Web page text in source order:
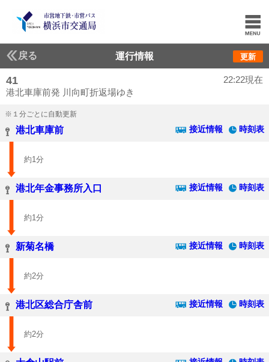
戻る 運行情報 更新
41
港北車庫前発 川向町折返場ゆき
22:22現在
※１分ごとに自動更新
港北車庫前 接近情報 時刻表
約1分
港北年金事務所入口 接近情報 時刻表
約1分
新菊名橋 接近情報 時刻表
約2分
港北区総合庁舎前 接近情報 時刻表
約2分